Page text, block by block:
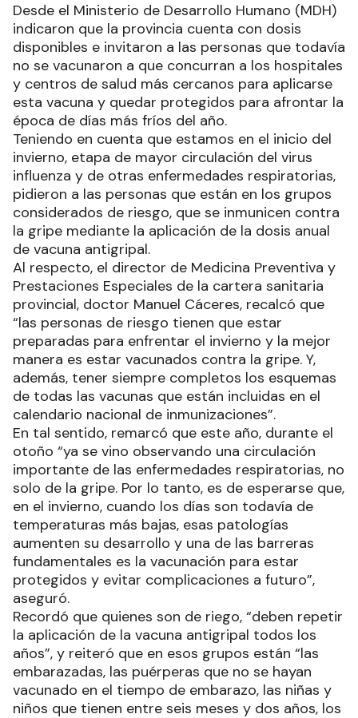
Desde el Ministerio de Desarrollo Humano (MDH)
indicaron que la provincia cuenta con dosis
disponibles e invitaron a las personas que todavía
no se vacunaron a que concurran a los hospitales
y centros de salud más cercanos para aplicarse
esta vacuna y quedar protegidos para afrontar la
época de días más fríos del año.
Teniendo en cuenta que estamos en el inicio del
invierno, etapa de mayor circulación del virus
influenza y de otras enfermedades respiratorias,
pidieron a las personas que están en los grupos
considerados de riesgo, que se inmunicen contra
la gripe mediante la aplicación de la dosis anual
de vacuna antigripal.
Al respecto, el director de Medicina Preventiva y
Prestaciones Especiales de la cartera sanitaria
provincial, doctor Manuel Cáceres, recalcó que
“las personas de riesgo tienen que estar
preparadas para enfrentar el invierno y la mejor
manera es estar vacunados contra la gripe. Y,
además, tener siempre completos los esquemas
de todas las vacunas que están incluidas en el
calendario nacional de inmunizaciones”.
En tal sentido, remarcó que este año, durante el
otoño “ya se vino observando una circulación
importante de las enfermedades respiratorias, no
solo de la gripe. Por lo tanto, es de esperarse que,
en el invierno, cuando los días son todavía de
temperaturas más bajas, esas patologías
aumenten su desarrollo y una de las barreras
fundamentales es la vacunación para estar
protegidos y evitar complicaciones a futuro”,
aseguró.
Recordó que quienes son de riego, “deben repetir
la aplicación de la vacuna antigripal todos los
años”, y reiteró que en esos grupos están “las
embarazadas, las puérperas que no se hayan
vacunado en el tiempo de embarazo, las niñas y
niños que tienen entre seis meses y dos años, los